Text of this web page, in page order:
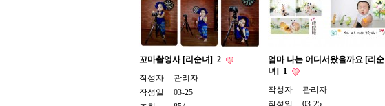
꼬마촬영사 [리순녀] 2
작성자
관리자
작성일
03-25
엄마 나는 어디서왔을까요 [리순
녀]
1
작성자
관리자
작성일
03-25